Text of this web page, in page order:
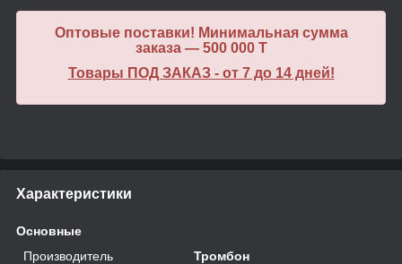
Оптовые поставки! Минимальная сумма
заказа — 500 000 T
Товары ПОД ЗАКАЗ - от 7 до 14 дней!
Характеристики
Основные
Производитель
Тромбон